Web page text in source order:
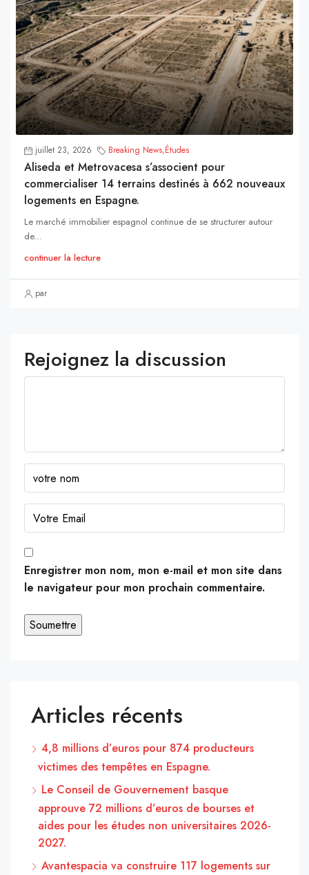
juillet 23, 2026 Breaking News,Études
Aliseda et Metrovacesa s’associent pour
commercialiser 14 terrains destinés à 662 nouveaux
logements en Espagne.
Le marché immobilier espagnol continue de se structurer autour
de...
continuer la lecture
par
Rejoignez la discussion
Enregistrer mon nom, mon e-mail et mon site dans
le navigateur pour mon prochain commentaire.
Articles récents
4,8 millions d’euros pour 874 producteurs
victimes des tempêtes en Espagne.
Le Conseil de Gouvernement basque
approuve 72 millions d’euros de bourses et
aides pour les études non universitaires 2026-
2027.
Avantespacia va construire 117 logements sur